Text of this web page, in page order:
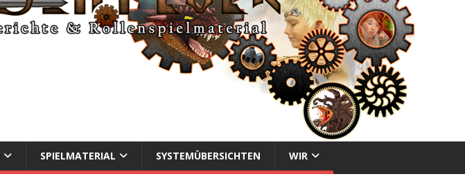
SPIELMATERIAL SYSTEMÜBERSICHTEN WIR